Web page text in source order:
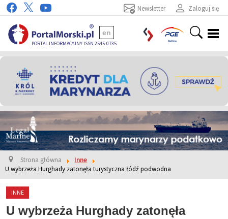
Zaloguj się
Newsletter
PORTAL INFORMACYJNY ISSN 2545-0735
en
Strona główna
Inne
U wybrzeża Hurghady zatonęła turystyczna łódź podwodna
INNE
U wybrzeża Hurghady zatonęła